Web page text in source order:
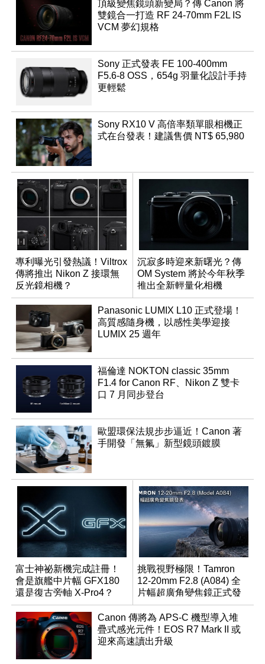
頂級變焦鏡頭新變局？傳 Canon 將
雙鏡合一打造 RF 24-70mm F2L IS
VCM 夢幻規格
Sony 正式發表 FE 100-400mm
F5.6-8 OSS，654g 羽量化設計手持
更輕鬆
Sony RX10 V 高倍率類單眼相機正
式在台發表！建議售價 NT$ 65,980
專利曝光引發熱議！Viltrox
傳將推出 Nikon Z 接環無
反光鏡相機？
沉寂多時迎來新曙光？傳
OM System 將於今年秋季
推出全新輕量化相機
Panasonic LUMIX L10 正式登場！
高質感隨身機，以感性美學迎接
LUMIX 25 週年
福倫達 NOKTON classic 35mm
F1.4 for Canon RF、Nikon Z 雙卡
口 7 月同步登台
歐盟環保法規步步逼近！Canon 著
手開發「無氟」新型鏡頭鍍膜
富士神祕新機完成註冊！
會是旗艦中片幅 GFX180
還是復古旁軸 X-Pro4？
挑戰視野極限！Tamron
12-20mm F2.8 (A084) 全
片幅超廣角變焦鏡正式發
表
Canon 傳將為 APS-C 機型導入堆
疊式感光元件！EOS R7 Mark II 或
迎來高速讀出升級